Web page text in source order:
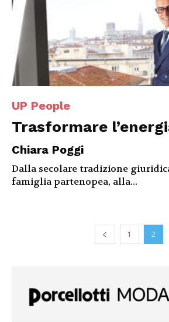
UP People
Trasformare
Chiara Poggi
Dalla secolare tradizione
famiglia partenopea, alla...
1 2